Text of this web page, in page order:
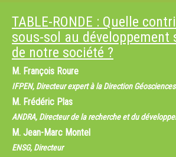
TABLE-RONDE : Quelle
sous-sol au développement
de notre société ?
M. François Roure
IFPEN, Directeur expert à la Direction Géosciences
M. Frédéric Plas
ANDRA, Directeur de la recherche et du
M. Jean-Marc Montel
ENSG, Directeur